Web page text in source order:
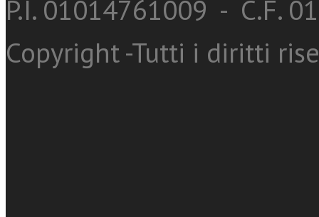
P.I. 01014761009 - C.F.
Copyright -Tutti i diritti